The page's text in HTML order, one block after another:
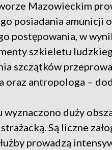
Mazowieckim
posiadania amunicji
postępowania, w
szkieletu
szczątków
oraz antropologa –
wyznaczono duży
Są liczne
prowadzą